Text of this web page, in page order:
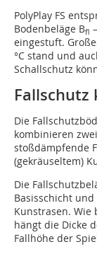
PolyPlay FS
Bodenbeläge Bfl
eingestuft.
°C stand und
Schallschutz
Die
kombinieren
stoßdämpfende
(gekräuseltem)
Die
Basisschicht
Kunstrasen. Wie
hängt die Dicke
Fallhöhe der